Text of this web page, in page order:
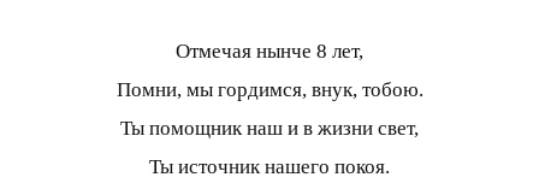
Отмечая нынче 8 лет,
Помни, мы гордимся, внук, тобою.
Ты помощник наш и в жизни свет,
Ты источник нашего покоя.